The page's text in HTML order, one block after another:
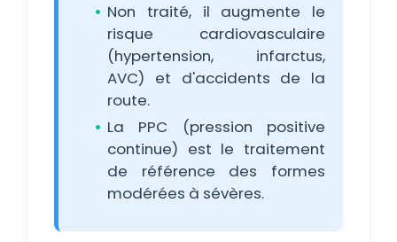
Non traité, il augmente le
risque cardiovasculaire
(hypertension, infarctus,
AVC) et d'accidents de la
route.
La PPC (pression positive
continue) est le traitement
de référence des formes
modérées à sévères.